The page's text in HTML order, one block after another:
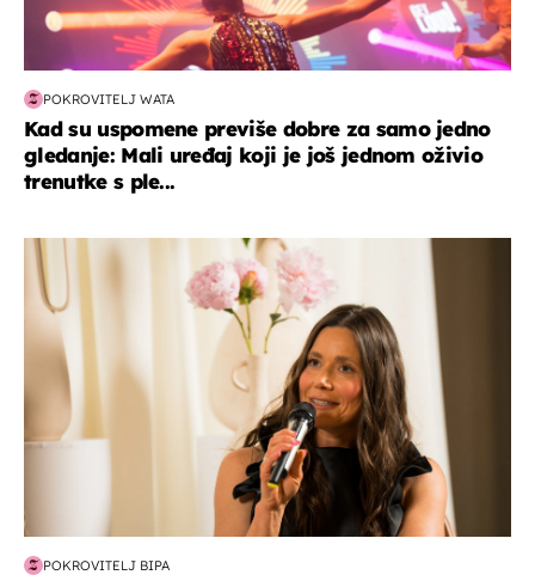
POKROVITELJ WATA
Kad su uspomene previše dobre za samo jedno
gledanje: Mali uređaj koji je još jednom oživio
trenutke s ple...
moda & ljepota
POKROVITELJ BIPA